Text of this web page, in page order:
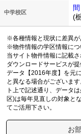
中学校区
(
※各種情報と現状に差異が
※物件情報の学区情報につ
当サイト物件情報に記載
ダウンロードサービスが
データ【2016年度】を元
と異なる場合がございま
ト上で記述通り、データ
区)は毎年見直しの対象と
てご活用下さい。
お